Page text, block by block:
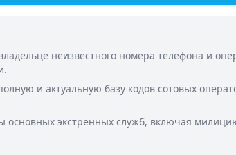
неизвестного номера телефона и
и актуальную базу кодов сотовых
основных экстренных служб, включая